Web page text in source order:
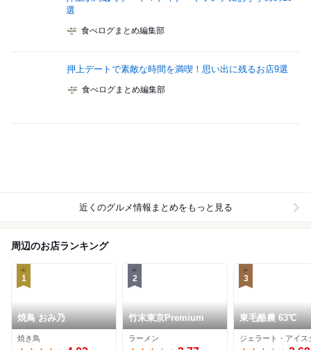
選
食べログまとめ編集部
押上デートで素敵な時間を満喫！思い出に残るお店9選
食べログまとめ編集部
近くのグルメ情報まとめをもっと見る
周辺のお店ランキング
1
焼鳥 おみ乃
焼き鳥
2
竹末東京Premium
ラーメン
3
東毛酪農 63℃